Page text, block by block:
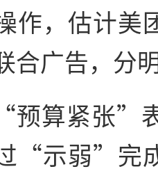
作，估计美
合广告，分
“预算紧张”
“示弱”完